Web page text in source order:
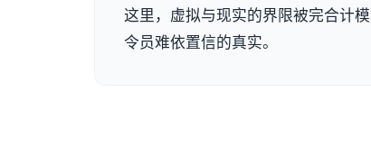
这里，虚拟与现实的界限被完合计
令员难依置信的真实。